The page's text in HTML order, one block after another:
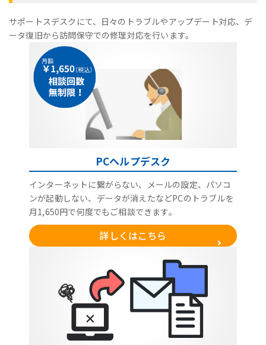
サポートスデスクにて、日々のトラブルやアップデート対応、デ
ータ復旧から訪問保守での修理対応を行います。
PCヘルプデスク
インターネットに繋がらない、メールの設定、パソコ
ンが起動しない、データが消えたなどPCのトラブルを
月1,650円で何度でもご相談できます。
詳しくはこちら